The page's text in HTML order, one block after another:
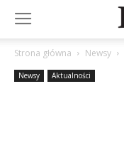
Strona główna Newsy
Newsy Aktualności